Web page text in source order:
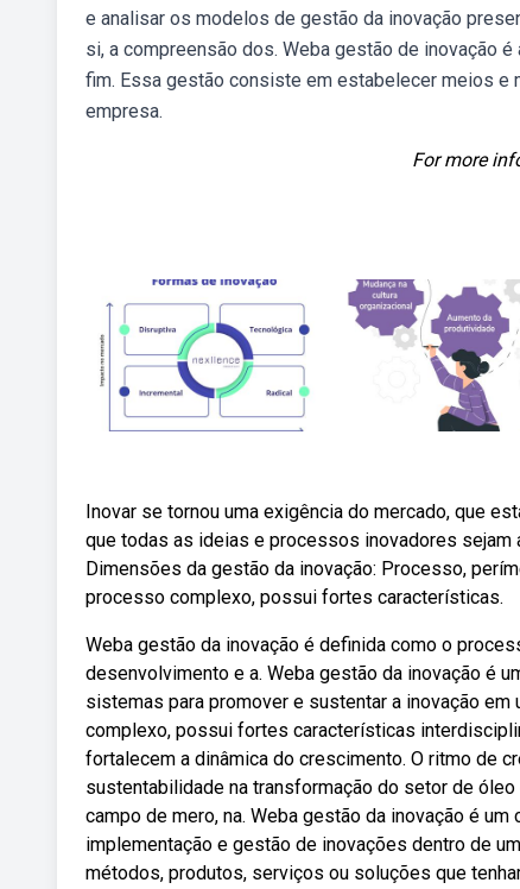
e analisar os modelos de gestão da inovação
si, a compreensão dos. Weba gestão de inovação
fim. Essa gestão consiste em estabelecer meios e
empresa.
For more
Inovar se tornou uma exigência do mercado, que
que todas as ideias e processos inovadores
Dimensões da gestão da inovação: Processo,
processo complexo, possui fortes características.
Weba gestão da inovação é definida como o
desenvolvimento e a. Weba gestão da inovação é
sistemas para promover e sustentar a inovação
complexo, possui fortes características
fortalecem a dinâmica do crescimento. O ritmo de
sustentabilidade na transformação do setor de
campo de mero, na. Weba gestão da inovação é
implementação e gestão de inovações dentro de
métodos, produtos, serviços ou soluções que